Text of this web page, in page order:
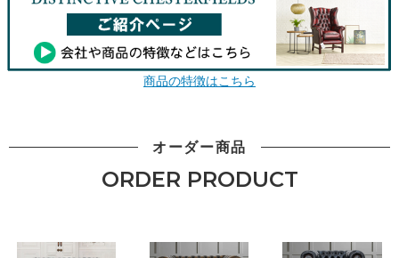
商品の特徴はこちら
オーダー商品
ORDER PRODUCT